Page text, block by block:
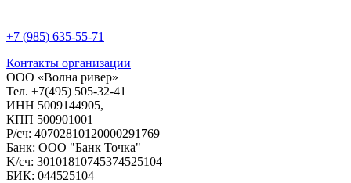
+7 (985) 635-55-71
Контакты организации
ООО «Волна ривер»
Тел. +7(495) 505-32-41
ИНН 5009144905,
КПП 500901001
P/cч: 40702810120000291769
Банк: ООО "Банк Точка"
K/cч: 30101810745374525104
БИК: 044525104